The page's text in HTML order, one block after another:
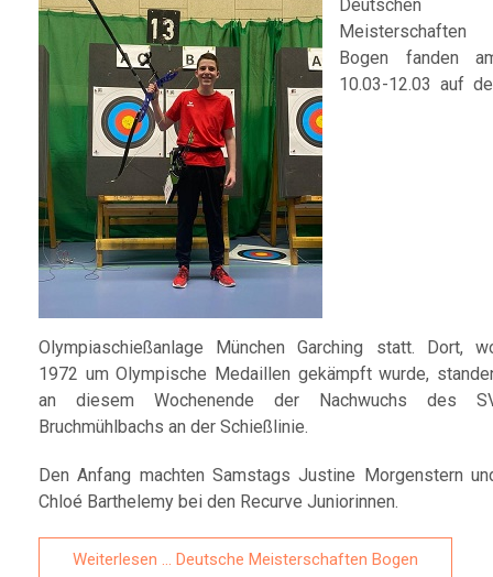
Deutschen
Meisterschaften
Bogen fanden
10.03-12.03 auf
Olympiaschießanlage München Garching statt. Dort,
1972 um Olympische Medaillen gekämpft wurde,
an diesem Wochenende der Nachwuchs des
Bruchmühlbachs an der Schießlinie.
Den Anfang machten Samstags Justine Morgenstern
Chloé Barthelemy bei den Recurve Juniorinnen.
Weiterlesen … Deutsche Meisterschaften Bogen